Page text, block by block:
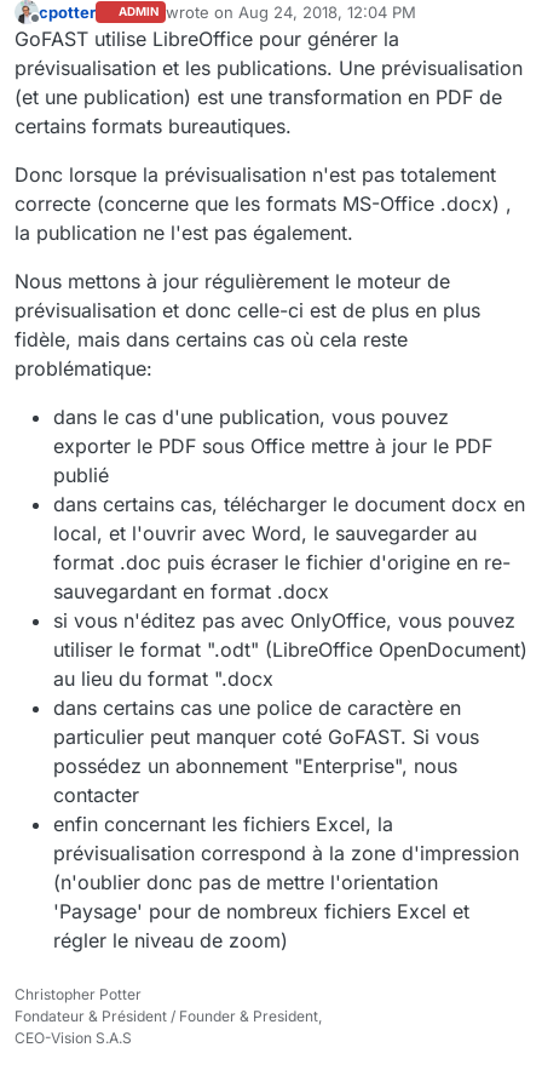
Merci bien,
Offline
cpotter ADMIN wrote on Aug 24, 2018, 12:04 PM
last edited by cpotterJun 10, 2019, 9:16 AM
GoFAST utilise LibreOffice pour générer la
prévisualisation et les publications. Une prévisualisation
(et une publication) est une transformation en PDF de
certains formats bureautiques.
Donc lorsque la prévisualisation n'est pas totalement
correcte (concerne que les formats MS-Office .docx) ,
la publication ne l'est pas également.
Nous mettons à jour régulièrement le moteur de
prévisualisation et donc celle-ci est de plus en plus
fidèle, mais dans certains cas où cela reste
problématique:
dans le cas d'une publication, vous pouvez
exporter le PDF sous Office mettre à jour le PDF
publié
dans certains cas, télécharger le document docx en
local, et l'ouvrir avec Word, le sauvegarder au
format .doc puis écraser le fichier d'origine en re-
sauvegardant en format .docx
si vous n'éditez pas avec OnlyOffice, vous pouvez
utiliser le format ".odt" (LibreOffice OpenDocument)
au lieu du format ".docx
dans certains cas une police de caractère en
particulier peut manquer coté GoFAST. Si vous
possédez un abonnement "Enterprise", nous
contacter
enfin concernant les fichiers Excel, la
prévisualisation correspond à la zone d'impression
(n'oublier donc pas de mettre l'orientation
'Paysage' pour de nombreux fichiers Excel et
régler le niveau de zoom)
Christopher Potter
Fondateur & Président / Founder & President,
CEO-Vision S.A.S